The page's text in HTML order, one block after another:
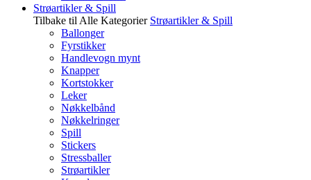
Strøartikler & Spill
Tilbake til Alle Kategorier Strøartikler & Spill
Ballonger
Fyrstikker
Handlevogn mynt
Knapper
Kortstokker
Leker
Nøkkelbånd
Nøkkelringer
Spill
Stickers
Stressballer
Strøartikler